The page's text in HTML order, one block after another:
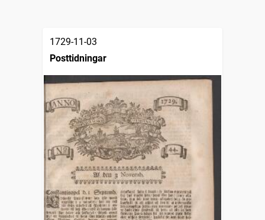
1729-11-03
Posttidningar